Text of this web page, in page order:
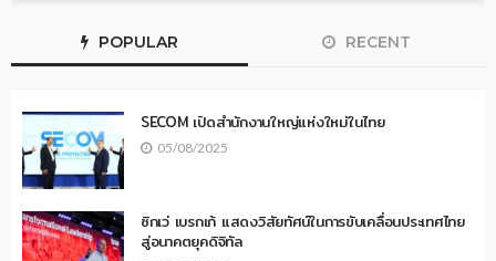
POPULAR RECENT
SECOM เปิดสำนักงานใหญ่แห่งใหม่ในไทย
05/08/2025
ซิกเว่ เบรกเก้ แสดงวิสัยทัศน์ในการขับเคลื่อนประเทศไทย
สู่อนาคตยุคดิจิทัล